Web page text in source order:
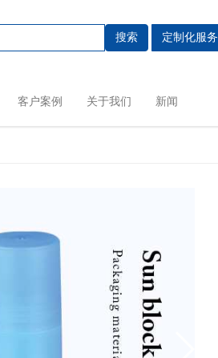
搜索 定制化服务
客户案例 关于我们 新闻